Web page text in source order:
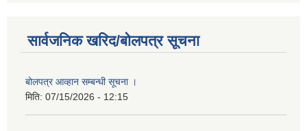
सार्वजनिक खरिद/बोलपत्र सूचना
बोलपत्र आव्हान सम्बन्धी सूचना ।
मिति: 07/15/2026 - 12:15